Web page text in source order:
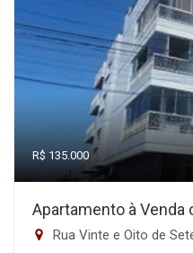
R$ 135.000
Apartamento à Venda
Rua Vinte e Oito de Setembro,